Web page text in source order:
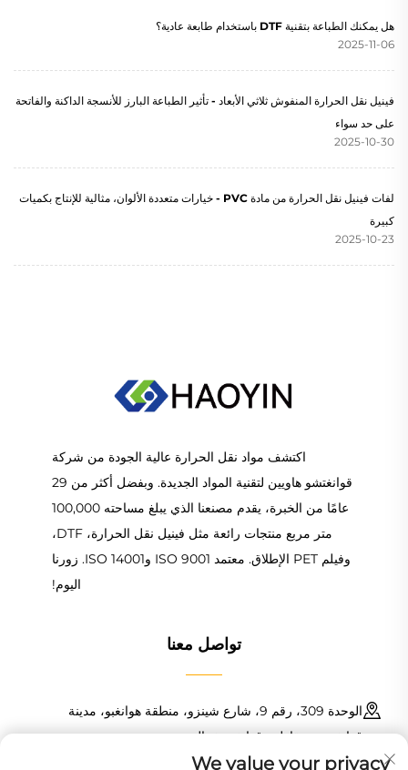
هل يمكنك الطباعة بتقنية DTF باستخدام طابعة عادية؟
2025-11-06
فينيل نقل الحرارة المنفوش ثلاثي الأبعاد - تأثير الطباعة البارز للأنسجة الداكنة والفاتحة
على حد سواء
2025-10-30
لفات فينيل نقل الحرارة من مادة PVC - خيارات متعددة الألوان، مثالية للإنتاج بكميات
كبيرة
2025-10-23
اكتشف مواد نقل الحرارة عالية الجودة من شركة
قوانغتشو هاويين لتقنية المواد الجديدة. وبفضل أكثر من 29
عامًا من الخبرة، يقدم مصنعنا الذي يبلغ مساحته 100,000
متر مربع منتجات رائعة مثل فينيل نقل الحرارة، DTF،
وفيلم PET الإطلاق. معتمد ISO 9001 وISO 14001. زورنا
اليوم!
تواصل معنا
الوحدة 309، رقم 9، شارع شينزو، منطقة هوانغبو، مدينة
قوانغتشو، مقاطعة قوانغدونغ، الصين
We value your privacy